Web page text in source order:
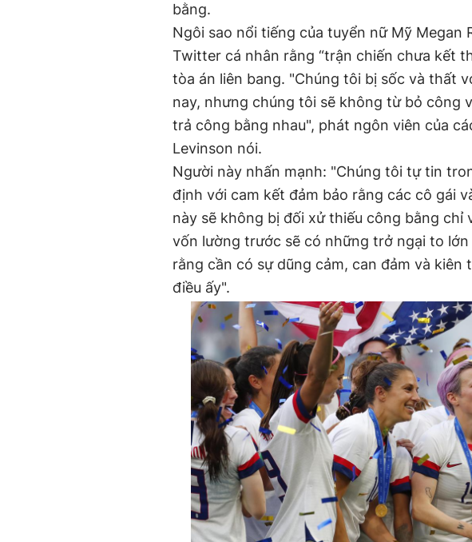
bằng.
Ngôi sao nổi tiếng của tuyển nữ Mỹ Megan
Twitter cá nhân rằng “trận chiến chưa kết
tòa án liên bang. "Chúng tôi bị sốc và thất
nay, nhưng chúng tôi sẽ không từ bỏ công
trả công bằng nhau", phát ngôn viên của
Levinson nói.
Người này nhấn mạnh: "Chúng tôi tự tin
định với cam kết đảm bảo rằng các cô gái
này sẽ không bị đối xử thiếu công bằng chỉ
vốn lường trước sẽ có những trở ngại to
rằng cần có sự dũng cảm, can đảm và
điều ấy".